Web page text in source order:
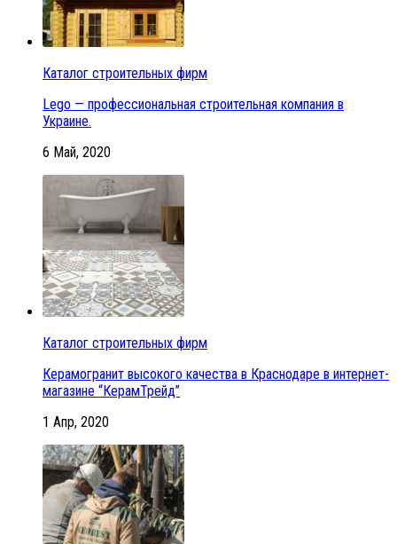
Каталог строительных фирм
Lego — профессиональная строительная компания в
Украине.
6 Май, 2020
Каталог строительных фирм
Керамогранит высокого качества в Краснодаре в интернет-
магазине “КерамТрейд”
1 Апр, 2020